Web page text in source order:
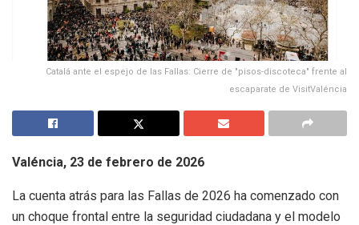
Catalá ante el espejo de las Fallas: Cierre de "pisos-discoteca" frente al
escaparate de VisitValéncia
Valéncia, 23 de febrero de 2026
La cuenta atrás para las Fallas de 2026 ha comenzado con
un choque frontal entre la seguridad ciudadana y el modelo